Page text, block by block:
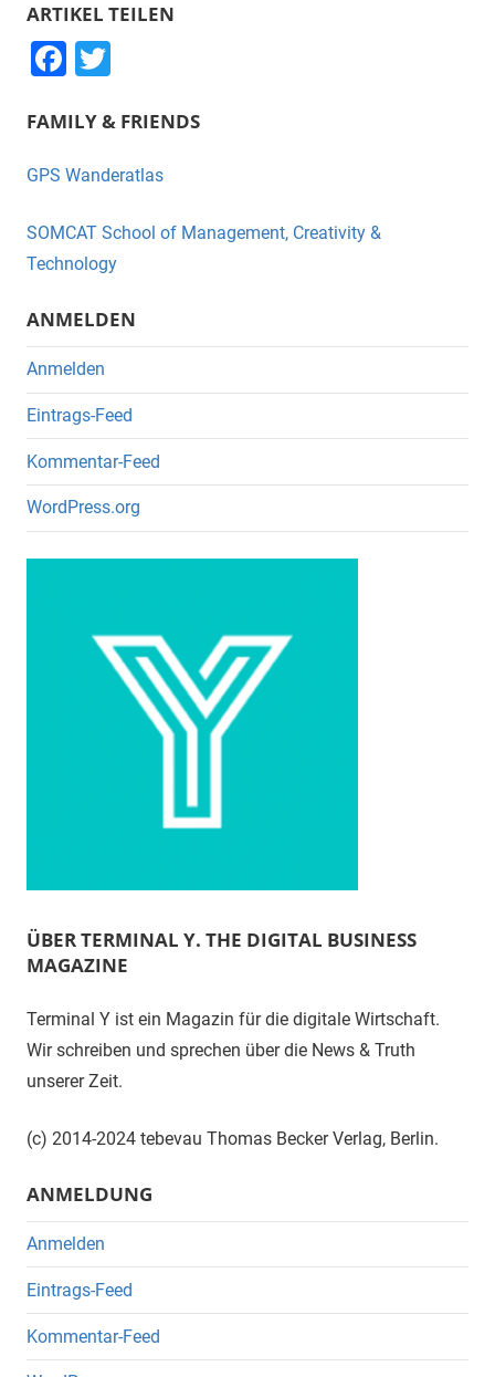
ARTIKEL TEILEN
F
c
e
o
o
k
tt
er
FAMILY & FRIENDS
GPS Wanderatlas
SOMCAT School of Management, Creativity &
Technology
ANMELDEN
Anmelden
Eintrags-Feed
Kommentar-Feed
WordPress.org
ÜBER TERMINAL Y. THE DIGITAL BUSINESS
MAGAZINE
Terminal Y ist ein Magazin für die digitale Wirtschaft.
Wir schreiben und sprechen über die News & Truth
unserer Zeit.
(c) 2014-2024 tebevau Thomas Becker Verlag, Berlin.
ANMELDUNG
Anmelden
Eintrags-Feed
Kommentar-Feed